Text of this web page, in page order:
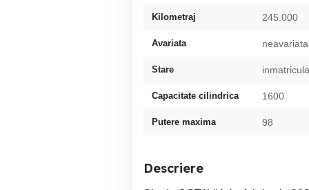
Kilometraj 245.000
Avariata neavariata
Stare
Capacitate cilindrica 1600
Putere maxima 98
Descriere